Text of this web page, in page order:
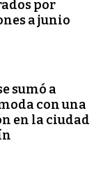
por
a junio
sumó a
con una
en la ciudad